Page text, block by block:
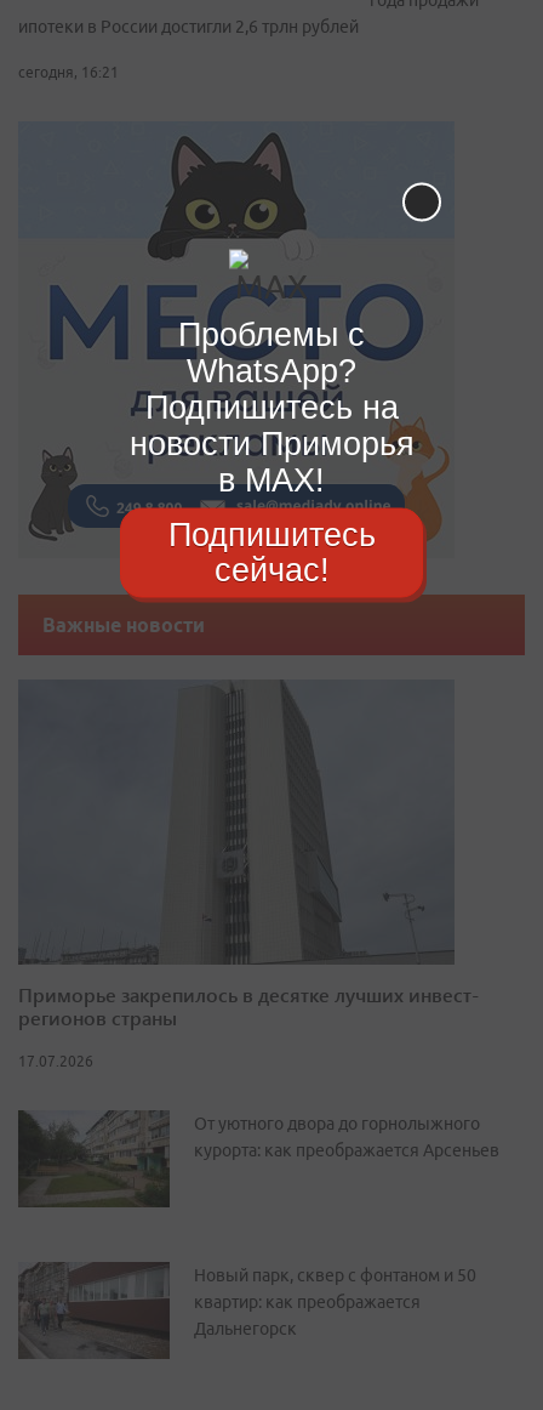
ипотеки в России достигли 2,6 трлн рублей
сегодня, 16:21
Важные новости
Приморье закрепилось в десятке лучших инвест-
регионов страны
17.07.2026
От уютного двора до горнолыжного
курорта: как преображается Арсеньев
Новый парк, сквер с фонтаном и 50
квартир: как преображается
Дальнегорск
Проблемы с
WhatsApp?
Подпишитесь на
новости Приморья
в MAX!
Подпишитесь
сейчас!